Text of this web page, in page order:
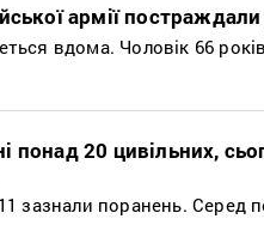
армії
вдома. Чоловік 66
20 цивільних,
зазнали поранень. Серед